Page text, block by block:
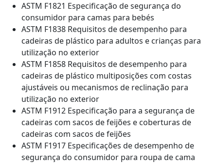
ASTM F1821 Especificação de segurança do
consumidor para camas para bebés
ASTM F1838 Requisitos de desempenho para
cadeiras de plástico para adultos e crianças para
utilização no exterior
ASTM F1858 Requisitos de desempenho para
cadeiras de plástico multiposições com costas
ajustáveis ou mecanismos de reclinação para
utilização no exterior
ASTM F1912 Especificação para a segurança de
cadeiras com sacos de feijões e coberturas de
cadeiras com sacos de feijões
ASTM F1917 Especificações de desempenho de
segurança do consumidor para roupa de cama